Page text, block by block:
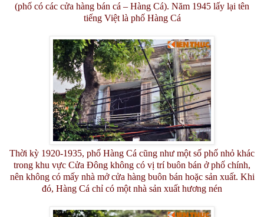
(phố có các cửa hàng bán cá – Hàng Cá). Năm 1945 lấy lại tên
tiếng Việt là phố Hàng Cá
Thời kỳ 1920-1935, phố Hàng Cá cũng như một số phố nhỏ khác
trong khu vực Cửa Đông không có vị trí buôn bán ở phố chính,
nên không có mấy nhà mở cửa hàng buôn bán hoặc sản xuất. Khi
đó, Hàng Cá chỉ có một nhà sản xuất hương nén